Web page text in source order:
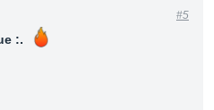
:.
#5